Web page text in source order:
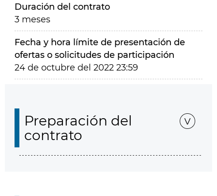
Duración del contrato
3 meses
Fecha y hora límite de presentación de
ofertas o solicitudes de participación
24 de octubre del 2022 23:59
Preparación del
contrato